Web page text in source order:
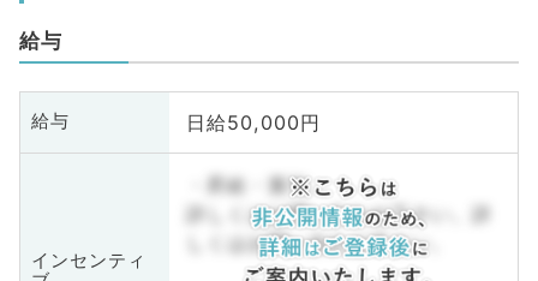
給与
給与 日給50,000円
インセンティ
・昇給・賞与
詳しくはお問い合わせ下さい。詳
しくはお問い合わせ下さい。